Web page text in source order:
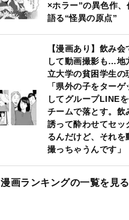
×ホラー”の異色作、
語る“怪異の原点”
【漫画あり】飲み会
して動画撮影も…地
立大学の貧困学生の
「県外の子をターゲ
してグループLINE
チームで落とす。飲
誘って酔わせてセッ
るんだけど、それを
撮っちゃうんです」
漫画ランキングの一覧を見る